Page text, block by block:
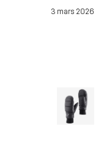
3 mars 2026